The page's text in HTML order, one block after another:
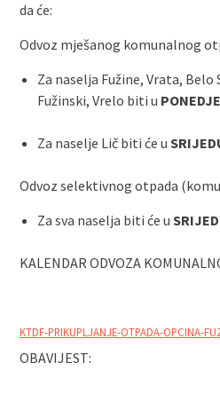
da će:
Odvoz mješanog komunalnog
Za naselja Fužine, Vrata, Belo
Fužinski, Vrelo biti u
Za naselje Lič biti će u
Odvoz selektivnog otpada
Za sva naselja biti će u
KALENDAR ODVOZA
KTDF-PRIKUPLJANJE-OTPADA-OPCINA-
OBAVIJEST: